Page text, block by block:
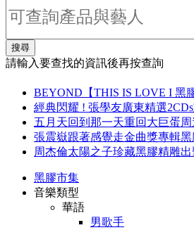
搜尋
請輸入要查找的資訊後再按查詢
BEYOND【THIS IS LOVE I 黑
經典閃耀 ! 張學友廣東精選
五月天回到那一天重回大巨蛋
張震嶽跟著感覺走金曲獎專輯
周杰倫太陽之子珍藏黑膠精雕出
黑膠市集
音樂類型
華語
男歌手